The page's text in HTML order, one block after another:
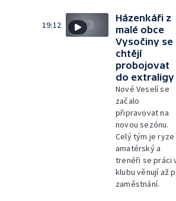
19:12
Házenkáři z
malé obce
Vysočiny se
chtějí
probojovat
do extraligy
Nové Veselí se
začalo
připravovat na
novou sezónu.
Celý tým je ryze
amatérský a
trenéři se práci
klubu věnují až
zaměstnání.